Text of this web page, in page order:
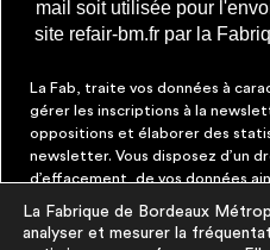
mail soit utilisée pour
site refair-bm.fr par la
La Fab, traite vos données à
gérer les inscriptions à la
oppositions et élaborer des
newsletter. Vous disposez d’un
d’effacement, de vos données
moment faire cesser ces
désinscription figurant dans
La Fabrique de Bordeaux
analyser et mesurer la